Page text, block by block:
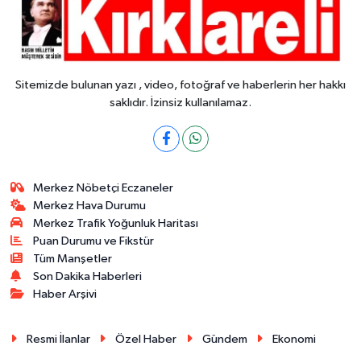
Sitemizde bulunan yazı , video, fotoğraf ve haberlerin her hakkı
saklıdır. İzinsiz kullanılamaz.
Merkez Nöbetçi Eczaneler
Merkez Hava Durumu
Merkez Trafik Yoğunluk Haritası
Puan Durumu ve Fikstür
Tüm Manşetler
Son Dakika Haberleri
Haber Arşivi
Resmi İlanlar Özel Haber Gündem Ekonomi